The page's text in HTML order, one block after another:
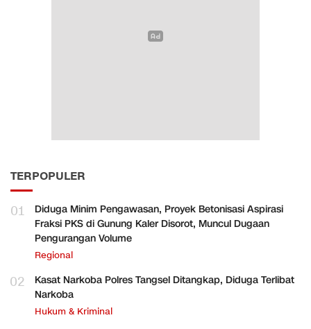
TERPOPULER
01
Diduga Minim Pengawasan, Proyek Betonisasi Aspirasi
Fraksi PKS di Gunung Kaler Disorot, Muncul Dugaan
Pengurangan Volume
Regional
02
Kasat Narkoba Polres Tangsel Ditangkap, Diduga Terlibat
Narkoba
Hukum & Kriminal